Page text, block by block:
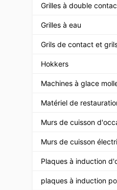
Grilles à double
Grilles à eau
Grils de contact et
Hokkers
Machines à glace
Matériel de
Murs de cuisson
Murs de cuisson
Plaques à induction
plaques à induction